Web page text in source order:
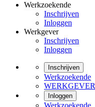
Werkzoekende
Inschrijven
Inloggen
Werkgever
Inschrijven
Inloggen
Inschrijven
Werkzoekende
WERKGEVER
Inloggen
Werkzoekende